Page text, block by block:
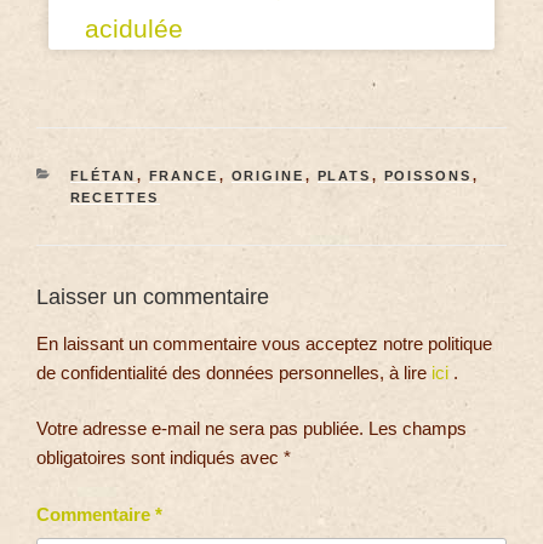
acidulée
FLÉTAN , FRANCE , ORIGINE , PLATS , POISSONS ,
RECETTES
Laisser un commentaire
En laissant un commentaire vous acceptez notre politique
de confidentialité des données personnelles, à lire ici .
Votre adresse e-mail ne sera pas publiée. Les champs
obligatoires sont indiqués avec *
Commentaire *